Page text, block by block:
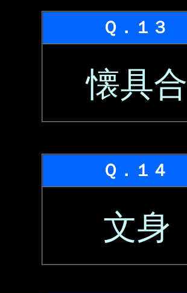
Ｑ．１３
懐具合
Ｑ．１４
文身